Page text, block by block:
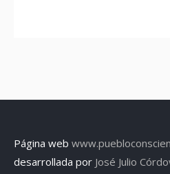
Página web
desarrollada por José Julio